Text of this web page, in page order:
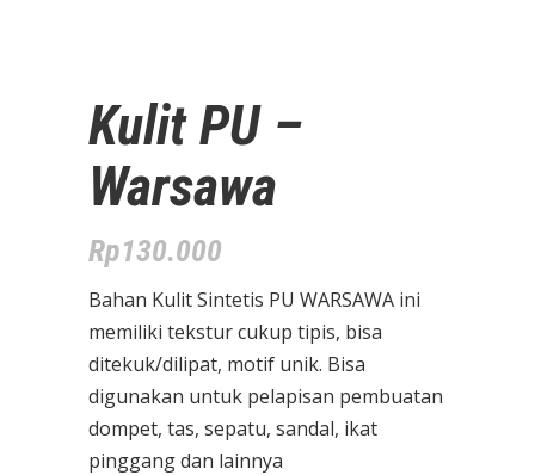
Kulit PU –
Warsawa
Rp130.000
Bahan Kulit Sintetis PU WARSAWA ini
memiliki tekstur cukup tipis, bisa
ditekuk/dilipat, motif unik. Bisa
digunakan untuk pelapisan pembuatan
dompet, tas, sepatu, sandal, ikat
pinggang dan lainnya